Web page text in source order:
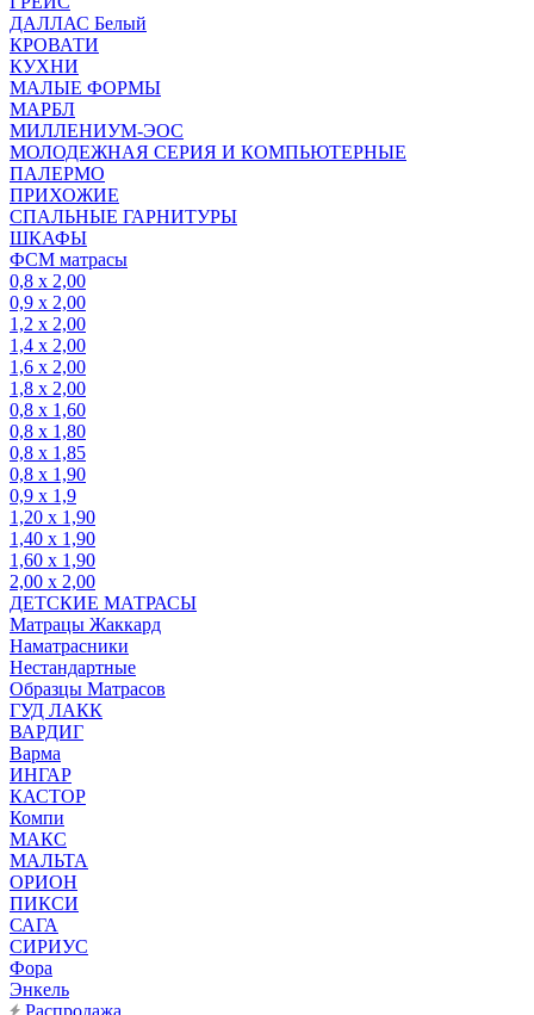
ДАЛЛАС Белый
КРОВАТИ
КУХНИ
МАЛЫЕ ФОРМЫ
МАРБЛ
МИЛЛЕНИУМ-ЭОС
МОЛОДЕЖНАЯ СЕРИЯ И КОМПЬЮТЕРНЫЕ
ПАЛЕРМО
ПРИХОЖИЕ
СПАЛЬНЫЕ ГАРНИТУРЫ
ШКАФЫ
ФСМ матрасы
0,8 х 2,00
0,9 х 2,00
1,2 х 2,00
1,4 х 2,00
1,6 х 2,00
1,8 х 2,00
0,8 х 1,60
0,8 х 1,80
0,8 х 1,85
0,8 х 1,90
0,9 х 1,9
1,20 х 1,90
1,40 х 1,90
1,60 х 1,90
2,00 х 2,00
ДЕТСКИЕ МАТРАСЫ
Матрацы Жаккард
Наматрасники
Нестандартные
Образцы Матрасов
ГУД ЛАКК
ВАРДИГ
Варма
ИНГАР
КАСТОР
Компи
МАКС
МАЛЬТА
ОРИОН
ПИКСИ
САГА
СИРИУС
Фора
Энкель
Распродажа